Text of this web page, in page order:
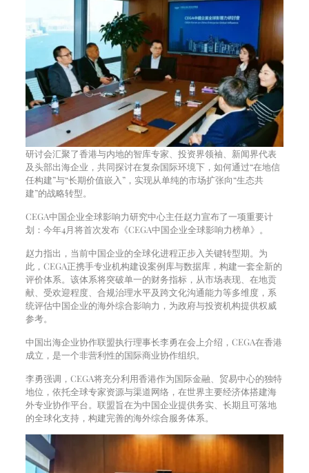
研讨会汇聚了香港与内地的智库专家、投资界领袖、新闻界代表
及头部出海企业，共同探讨在复杂国际环境下，如何通过“在地信
任构建”与“长期价值嵌入”，实现从单纯的市场扩张向“生态共
建”的战略转型。
CEGA中国企业全球影响力研究中心主任赵力宣布了一项重要计
划：今年4月将首次发布《CEGA中国企业全球影响力榜单》。
赵力指出，当前中国企业的全球化进程正步入关键转型期。为
此，CEGA正携手专业机构建设案例库与数据库，构建一套全新的
评价体系。该体系将突破单一的财务指标，从市场表现、在地贡
献、受欢迎程度、合规治理水平及跨文化沟通能力等多维度，系
统评估中国企业的海外综合影响力，为政府与投资机构提供权威
参考。
中国出海企业协作联盟执行理事长李勇在会上介绍，CEGA在香港
成立，是一个非营利性的国际商业协作组织。
李勇强调，CEGA将充分利用香港作为国际金融、贸易中心的独特
地位，依托全球专家资源与渠道网络，在世界主要经济体搭建海
外专业协作平台。联盟旨在为中国企业提供务实、长期且可落地
的全球化支持，构建完善的海外综合服务体系。